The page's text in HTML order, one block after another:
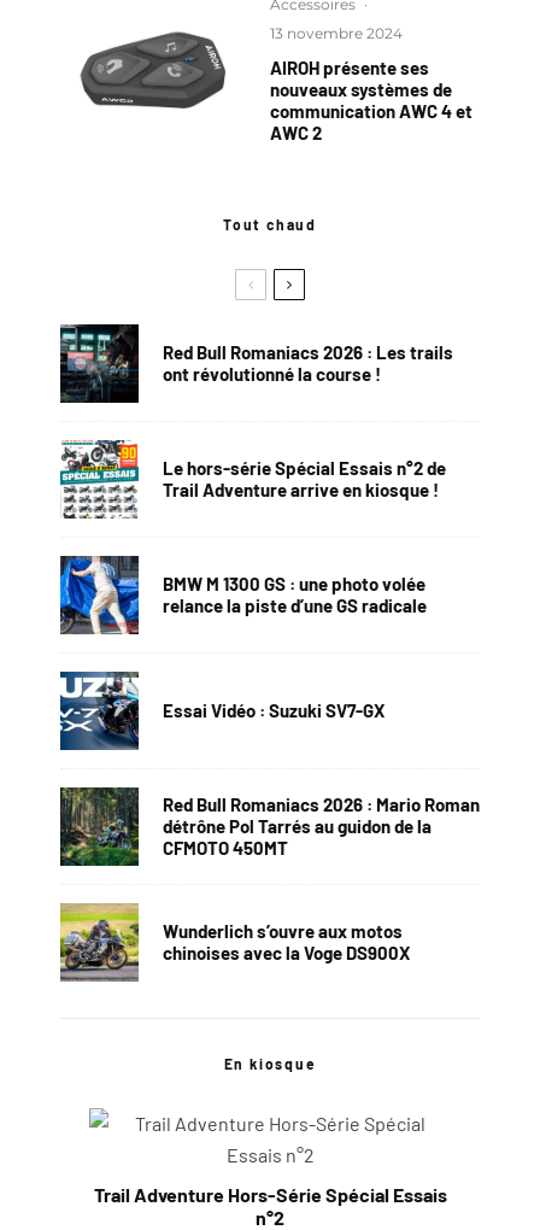
Accessoires ·
13 novembre 2024
AIROH présente ses
nouveaux systèmes de
communication AWC 4 et
AWC 2
Tout chaud
Red Bull Romaniacs 2026 : Les trails
ont révolutionné la course !
Le hors-série Spécial Essais n°2 de
Trail Adventure arrive en kiosque !
BMW M 1300 GS : une photo volée
relance la piste d’une GS radicale
Essai Vidéo : Suzuki SV7-GX
Red Bull Romaniacs 2026 : Mario Roman
détrône Pol Tarrés au guidon de la
CFMOTO 450MT
Wunderlich s’ouvre aux motos
chinoises avec la Voge DS900X
En kiosque
Trail Adventure Hors-Série Spécial Essais
n°2